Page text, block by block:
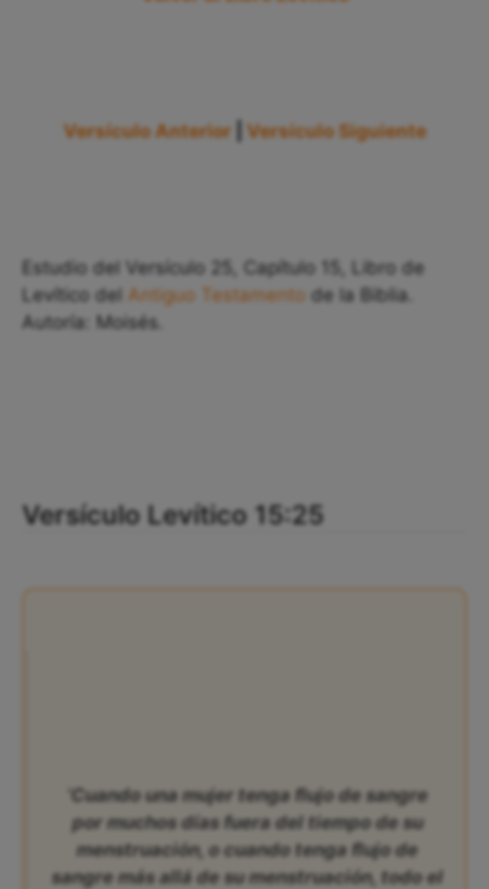
Versículo Anterior Versículo Siguiente
Estudio del Versículo 25, Capítulo 15, Libro de
Levítico del Antiguo Testamento de la Biblia.
Autoría: Moisés.
Versículo Levítico 15:25
‘Cuando una mujer tenga flujo de sangre
por muchos días fuera del tiempo de su
menstruación, o cuando tenga flujo de
sangre más allá de su menstruación, todo el